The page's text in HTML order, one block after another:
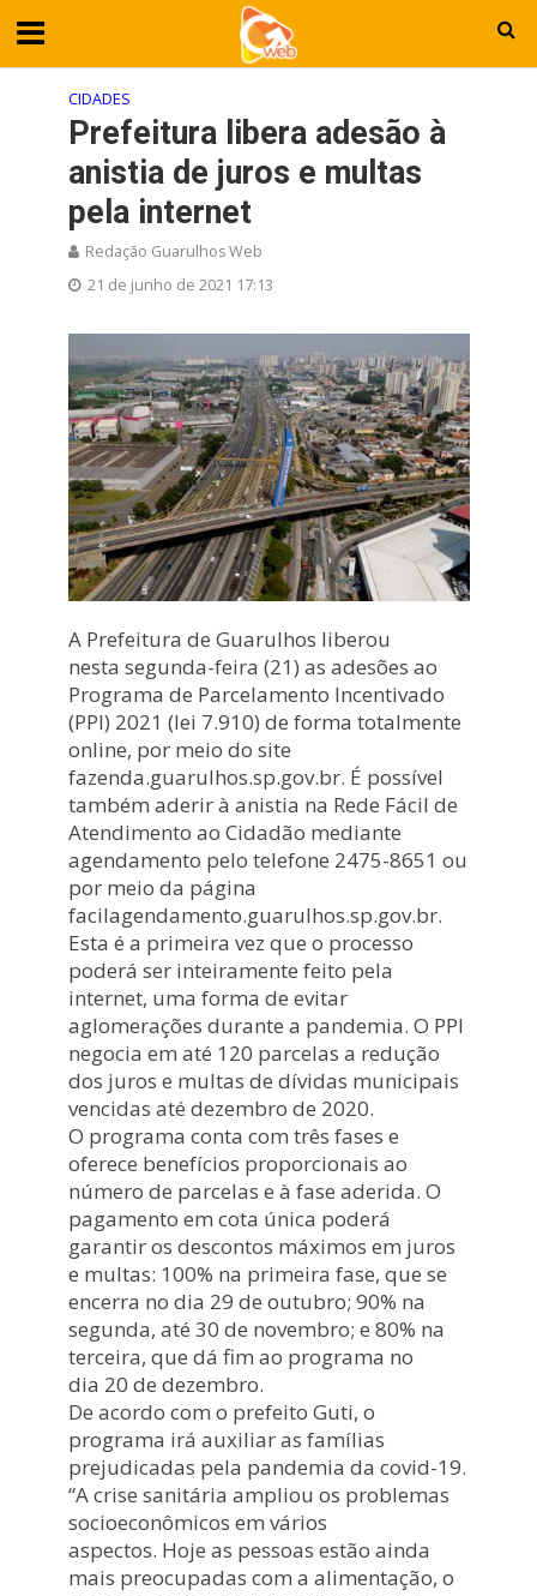
CIDADES
Prefeitura libera adesão à
anistia de juros e multas
pela internet
Redação Guarulhos Web
21 de junho de 2021 17:13
A Prefeitura de Guarulhos liberou
nesta segunda-feira (21) as adesões ao
Programa de Parcelamento Incentivado
(PPI) 2021 (lei 7.910) de forma totalmente
online, por meio do site
fazenda.guarulhos.sp.gov.br. É possível
também aderir à anistia na Rede Fácil de
Atendimento ao Cidadão mediante
agendamento pelo telefone 2475-8651 ou
por meio da página
facilagendamento.guarulhos.sp.gov.br.
Esta é a primeira vez que o processo
poderá ser inteiramente feito pela
internet, uma forma de evitar
aglomerações durante a pandemia. O PPI
negocia em até 120 parcelas a redução
dos juros e multas de dívidas municipais
vencidas até dezembro de 2020.
O programa conta com três fases e
oferece benefícios proporcionais ao
número de parcelas e à fase aderida. O
pagamento em cota única poderá
garantir os descontos máximos em juros
e multas: 100% na primeira fase, que se
encerra no dia 29 de outubro; 90% na
segunda, até 30 de novembro; e 80% na
terceira, que dá fim ao programa no
dia 20 de dezembro.
De acordo com o prefeito Guti, o
programa irá auxiliar as famílias
prejudicadas pela pandemia da covid-19.
“A crise sanitária ampliou os problemas
socioeconômicos em vários
aspectos. Hoje as pessoas estão ainda
mais preocupadas com a alimentação, o